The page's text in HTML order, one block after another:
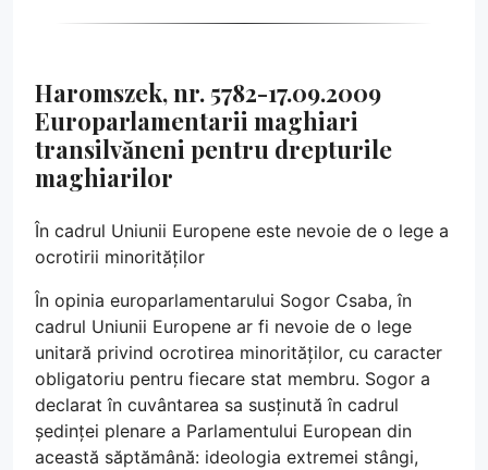
Haromszek, nr. 5782-17.09.2009
Europarlamentarii maghiari
transilvăneni pentru drepturile
maghiarilor
În cadrul Uniunii Europene este nevoie de o lege a
ocrotirii minorităților
În opinia europarlamentarului Sogor Csaba, în
cadrul Uniunii Europene ar fi nevoie de o lege
unitară privind ocrotirea minorităților, cu caracter
obligatoriu pentru fiecare stat membru. Sogor a
declarat în cuvântarea sa susținută în cadrul
ședinței plenare a Parlamentului European din
această săptămână: ideologia extremei stângi,